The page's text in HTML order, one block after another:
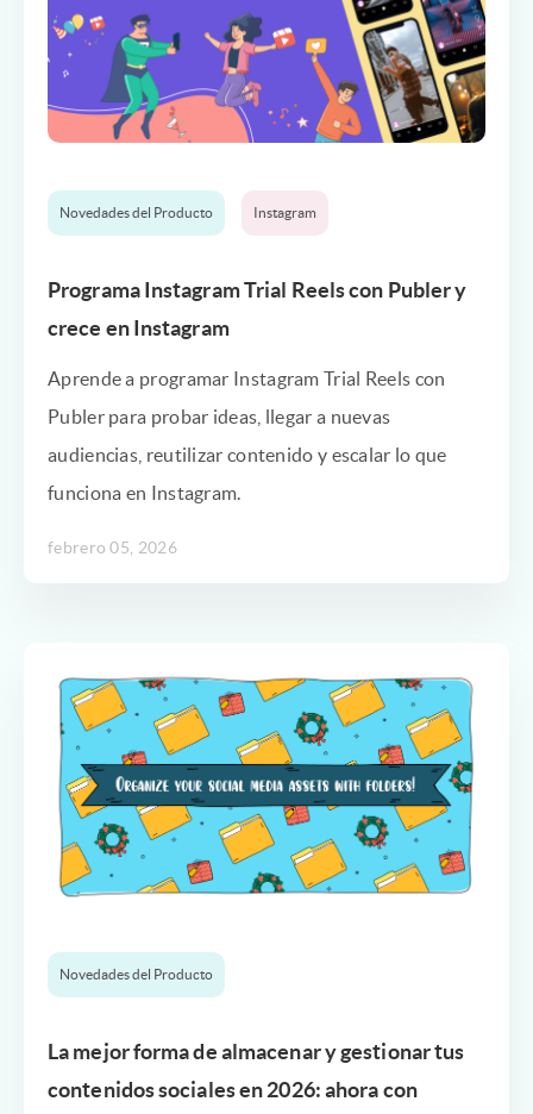
Novedades del Producto Instagram
Programa Instagram Trial Reels con Publer y
crece en Instagram
Aprende a programar Instagram Trial Reels con
Publer para probar ideas, llegar a nuevas
audiencias, reutilizar contenido y escalar lo que
funciona en Instagram.
febrero 05, 2026
Novedades del Producto
La mejor forma de almacenar y gestionar tus
contenidos sociales en 2026: ahora con